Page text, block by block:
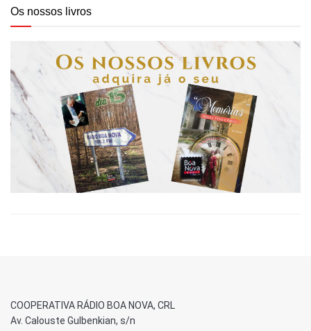
Os nossos livros
COOPERATIVA RÁDIO BOA NOVA, CRL
Av. Calouste Gulbenkian, s/n